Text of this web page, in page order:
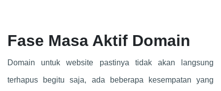
Fase Masa Aktif Domain
Domain untuk website pastinya tidak akan langsung
terhapus begitu saja, ada beberapa kesempatan yang